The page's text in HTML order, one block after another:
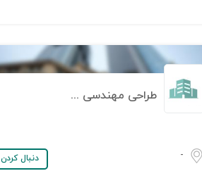
طراحی مهندسی ستاره ساویس
-
دنبال کردن